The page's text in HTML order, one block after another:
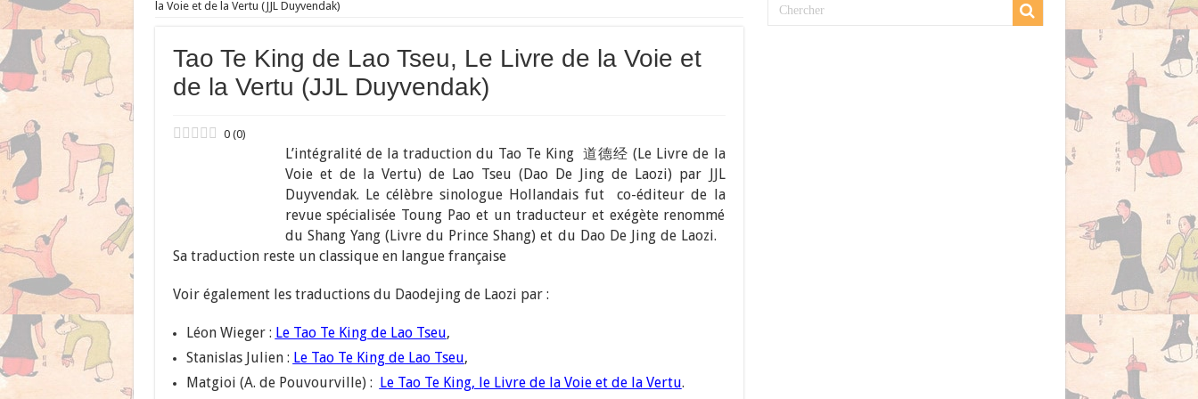
la Voie et de la Vertu (JJL Duyvendak)
Tao Te King de Lao Tseu, Le Livre de la Voie et
de la Vertu (JJL Duyvendak)
0 (0)
L’intégralité de la traduction du Tao Te King 道德经 (Le Livre de la
Voie et de la Vertu) de Lao Tseu (Dao De Jing de Laozi) par JJL
Duyvendak. Le célèbre sinologue Hollandais fut co-éditeur de la
revue spécialisée Toung Pao et un traducteur et exégète renommé
du Shang Yang (Livre du Prince Shang) et du Dao De Jing de Laozi.
Sa traduction reste un classique en langue française
Voir également les traductions du Daodejing de Laozi par :
Léon Wieger : Le Tao Te King de Lao Tseu,
Stanislas Julien : Le Tao Te King de Lao Tseu,
Matgioi (A. de Pouvourville) : Le Tao Te King, le Livre de la Voie et de la Vertu.